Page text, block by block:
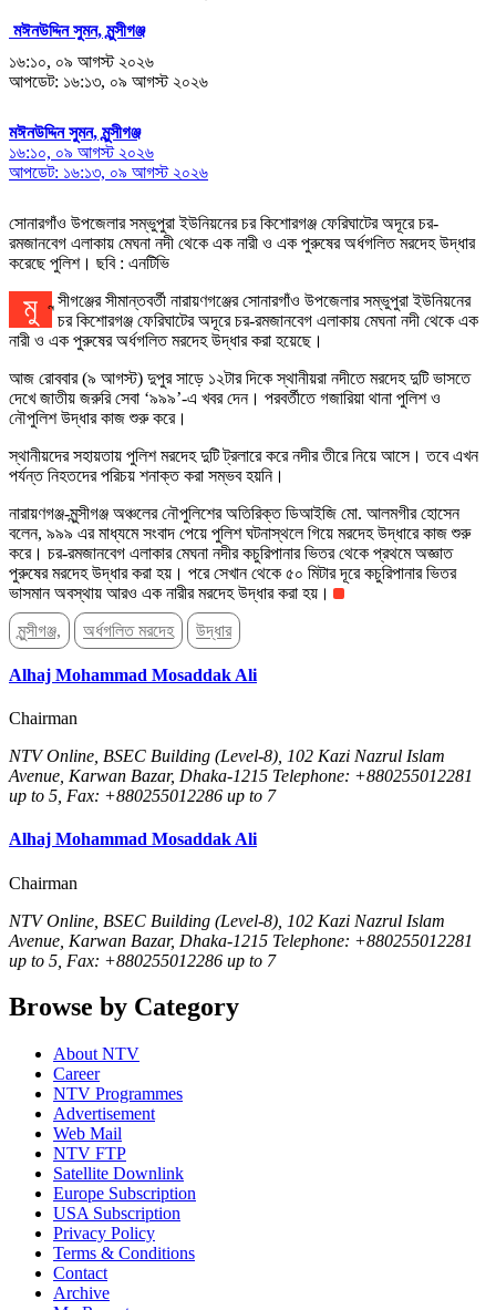
মঈনউদ্দিন সুমন, মুন্সীগঞ্জ
১৬:১০, ০৯ আগস্ট ২০২৬
আপডেট: ১৬:১৩, ০৯ আগস্ট ২০২৬
মঈনউদ্দিন সুমন, মুন্সীগঞ্জ
১৬:১০, ০৯ আগস্ট ২০২৬
আপডেট: ১৬:১৩, ০৯ আগস্ট ২০২৬
সোনারগাঁও উপজেলার সম্ভুপুরা ইউনিয়নের চর কিশোরগঞ্জ ফেরিঘাটের অদূরে চর-
রমজানবেগ এলাকায় মেঘনা নদী থেকে এক নারী ও এক পুরুষের অর্ধগলিত মরদেহ উদ্ধার
করেছে পুলিশ। ছবি : এনটিভি
মুন্সীগঞ্জের সীমান্তবর্তী নারায়ণগঞ্জের সোনারগাঁও উপজেলার সম্ভুপুরা ইউনিয়নের
চর কিশোরগঞ্জ ফেরিঘাটের অদূরে চর-রমজানবেগ এলাকায় মেঘনা নদী থেকে এক
নারী ও এক পুরুষের অর্ধগলিত মরদেহ উদ্ধার করা হয়েছে।
আজ রোববার (৯ আগস্ট) দুপুর সাড়ে ১২টার দিকে স্থানীয়রা নদীতে মরদেহ দুটি ভাসতে
দেখে জাতীয় জরুরি সেবা ‘৯৯৯’-এ খবর দেন। পরবর্তীতে গজারিয়া থানা পুলিশ ও
নৌপুলিশ উদ্ধার কাজ শুরু করে।
স্থানীয়দের সহায়তায় পুলিশ মরদেহ দুটি ট্রলারে করে নদীর তীরে নিয়ে আসে। তবে এখন
পর্যন্ত নিহতদের পরিচয় শনাক্ত করা সম্ভব হয়নি।
নারায়ণগঞ্জ-মুন্সীগঞ্জ অঞ্চলের নৌপুলিশের অতিরিক্ত ডিআইজি মো. আলমগীর হোসেন
বলেন, ৯৯৯ এর মাধ্যমে সংবাদ পেয়ে পুলিশ ঘটনাস্থলে গিয়ে মরদেহ উদ্ধারে কাজ শুরু
করে। চর-রমজানবেগ এলাকার মেঘনা নদীর কচুরিপানার ভিতর থেকে প্রথমে অজ্ঞাত
পুরুষের মরদেহ উদ্ধার করা হয়। পরে সেখান থেকে ৫০ মিটার দূরে কচুরিপানার ভিতর
ভাসমান অবস্থায় আরও এক নারীর মরদেহ উদ্ধার করা হয়।
মুন্সীগঞ্জ,
অর্ধগলিত মরদেহ উদ্ধার
Alhaj Mohammad Mosaddak Ali
Chairman
NTV Online, BSEC Building (Level-8), 102 Kazi Nazrul Islam
Avenue, Karwan Bazar, Dhaka-1215 Telephone: +880255012281
up to 5, Fax: +880255012286 up to 7
Alhaj Mohammad Mosaddak Ali
Chairman
NTV Online, BSEC Building (Level-8), 102 Kazi Nazrul Islam
Avenue, Karwan Bazar, Dhaka-1215 Telephone: +880255012281
up to 5, Fax: +880255012286 up to 7
Browse by Category
About NTV
Career
NTV Programmes
Advertisement
Web Mail
NTV FTP
Satellite Downlink
Europe Subscription
USA Subscription
Privacy Policy
Terms & Conditions
Contact
Archive